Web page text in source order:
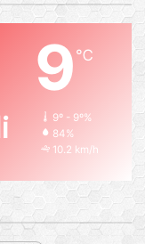
9 ℃
9º - 9º%
84%
10.2 km/h